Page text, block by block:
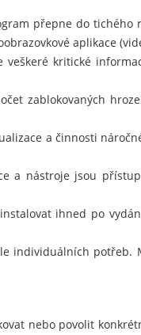
přepne do tichého
aplikace
kritické
zablokovaných
a činnosti
a nástroje jsou
ihned po
individuálních potřeb.
nebo povolit